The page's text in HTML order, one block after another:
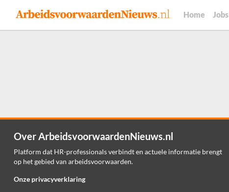
Home Jobs
Over ArbeidsvoorwaardenNieuws.nl
Platform dat HR-professionals verbindt en actuele informatie brengt
op het gebied van arbeidsvoorwaarden.
Onze privacyverklaring